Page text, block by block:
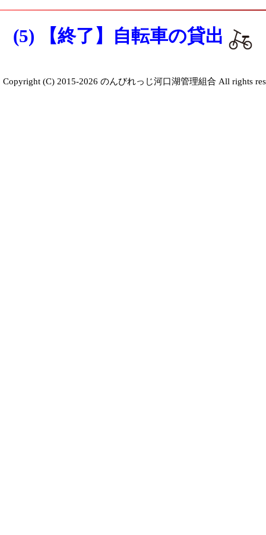
(5) 【終了】自転車の貸出
Copyright (C) 2015-2026 のんびれっじ河口湖管理組合 All rights